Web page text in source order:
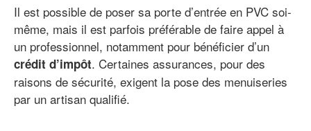
Il est possible de poser sa porte d’entrée en PVC soi-
même, mais il est parfois préférable de faire appel à
un professionnel, notamment pour bénéficier d’un
crédit d’impôt. Certaines assurances, pour des
raisons de sécurité, exigent la pose des menuiseries
par un artisan qualifié.